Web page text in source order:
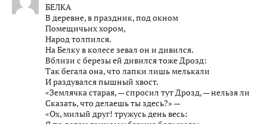
БЕЛКА
В деревне, в праздник, под окном
Помещичьих хором,
Народ толпился.
На Белку в колесе зевал он и дивился.
Вблизи с березы ей дивился тоже Дрозд:
Так бегала она, что лапки лишь мелькали
И раздувался пышный хвост.
«Землячка старая, — спросил тут Дрозд, — нельзя ли
Сказать, что делаешь ты здесь?» —
«Ох, милый друг! тружусь день весь: